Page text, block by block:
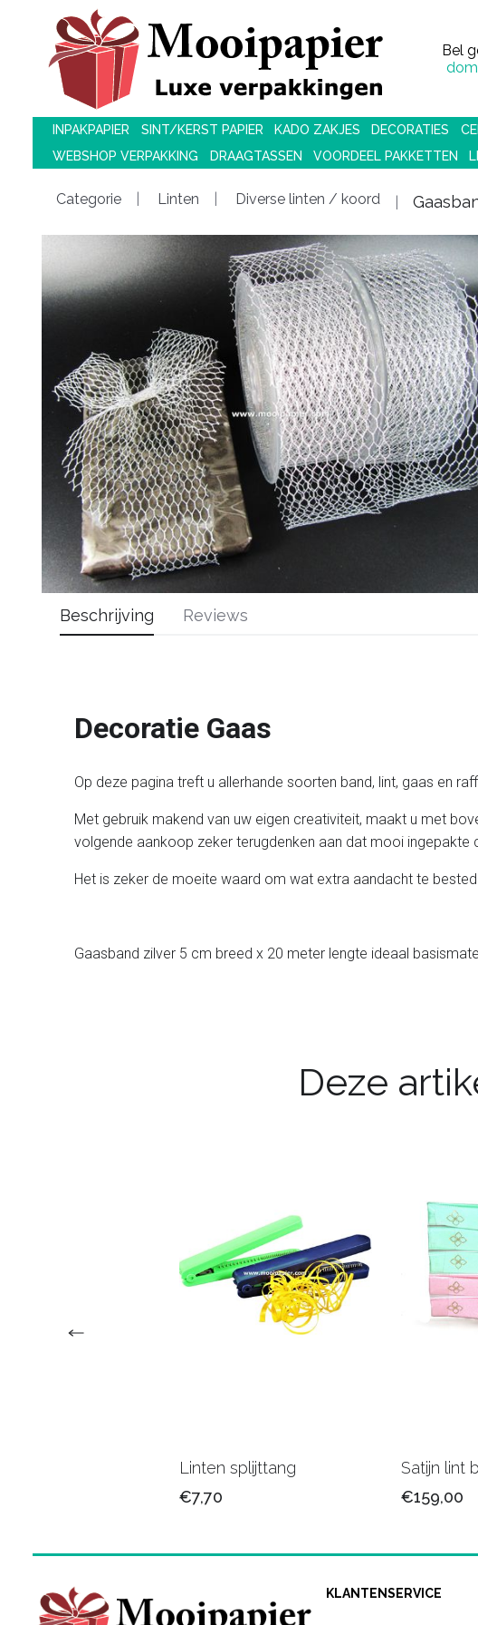
Bel
INPAKPAPIER SINT/KERST PAPIER KADO ZAKJES DECORATIES
WEBSHOP VERPAKKING
DRAAGTASSEN VOORDEEL PAKKETTEN
Categorie Linten Diverse linten / koord
Beschrijving
Decoratie Gaas
Op deze pagina treft u allerhande soorten band, lint, gaas en
Met gebruik makend van uw eigen creativiteit, maakt u met
volgende aankoop zeker terugdenken aan dat mooi ingepakte
Het is zeker de moeite waard om wat extra aandacht te
Gaasband zilver 5 cm breed x 20 meter lengte ideaal
Reviews
Deze
Linten splijttang
€7,70
Satijn lint
€159,00
KLANTENSERVICE